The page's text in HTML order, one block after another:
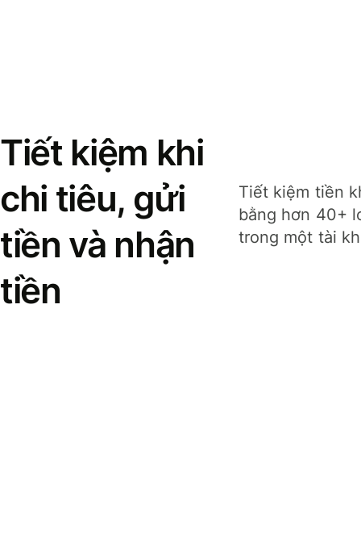
Tiết kiệm khi
chi tiêu, gửi
tiền và nhận
tiền
Tiết kiệm tiền
bằng hơn 40+
trong một tài